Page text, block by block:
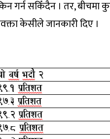
गर्न सकिँदैन । तर, बीचमा
केसीले जानकारी दिए ।